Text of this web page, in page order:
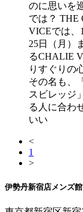
のに思いを
では？ THE
VICEでは、
25日（月）
るCHALIE
りすぐりの
その名も、
スビレッジ
る人に合わ
いい
<
1
>
伊勢丹新宿店メンズ館